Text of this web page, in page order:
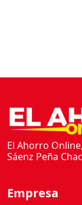
El Ahorro
Sáenz Peña
Empresa